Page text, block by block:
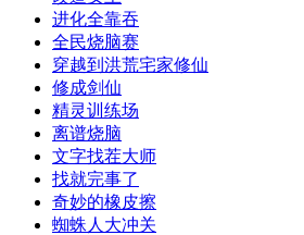
进化全靠吞
全民烧脑赛
穿越到洪荒宅家修仙
修成剑仙
精灵训练场
离谱烧脑
文字找茬大师
找就完事了
奇妙的橡皮擦
蜘蛛人大冲关